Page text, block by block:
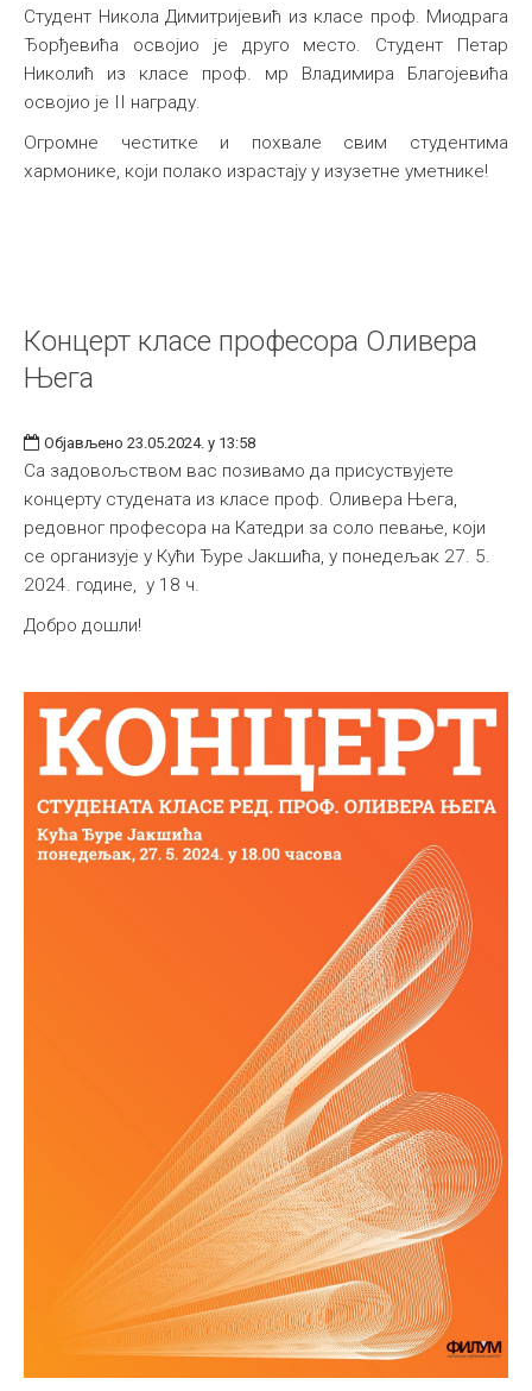
Студент Никола Димитријевић из класе проф. Миодрага
Ђорђевића освојио је друго место. Студент Петар
Николић из класе проф. мр Владимира Благојевића
освојио је II награду.
Огромне честитке и похвале свим студентима
хармонике, који полако израстају у изузетне уметнике!
Концерт класе професора Оливера
Њега
Објављено 23.05.2024. у 13:58
Са задовољством вас позивамо да присуствујете
концерту студената из класе проф. Оливера Њега,
редовног професора на Катедри за соло певање, који
се организује у Кући Ђуре Јакшића, у понедељак 27. 5.
2024. године, у 18 ч.
Добро дошли!